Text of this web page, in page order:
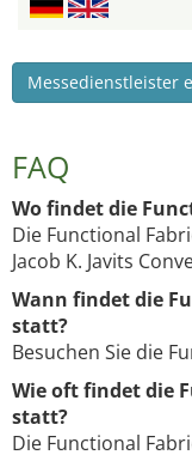
Messedienstleister
FAQ
Wo findet die
Die Functional
Jacob K. Javits
Wann findet die
statt?
Besuchen Sie die
Wie oft findet die
statt?
Die Functional